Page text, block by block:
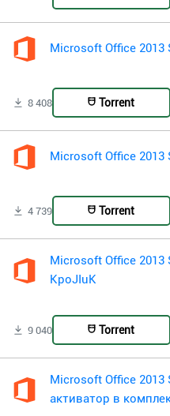
Microsoft Office
8 408 Torrent
Microsoft Office
4 739 Torrent
Microsoft Office 2013
KpoJIuK
9 040 Torrent
Microsoft Office 2013
активатор в